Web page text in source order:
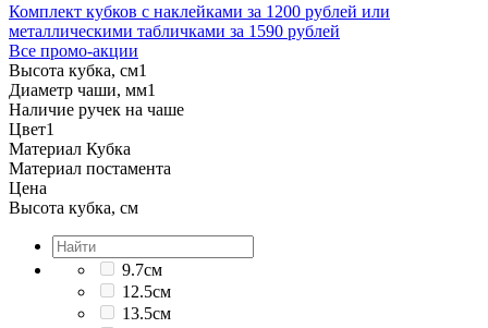
Комплект кубков с наклейками за 1200 рублей или
металлическими табличками за 1590 рублей
Все промо-акции
Высота кубка, см1
Диаметр чаши, мм1
Наличие ручек на чаше
Цвет1
Материал Кубка
Материал постамента
Цена
Высота кубка, см
9.7см
12.5см
13.5см